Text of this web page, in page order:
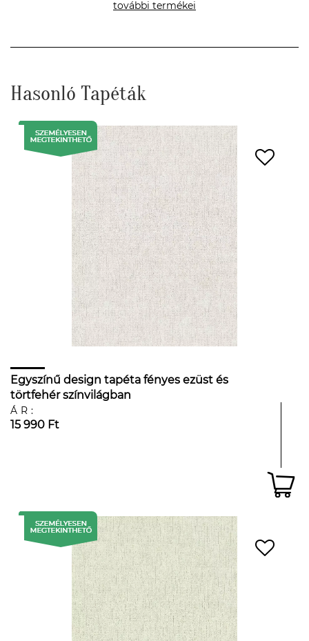
további termékei
Hasonló Tapéták
Egyszínű design tapéta fényes ezüst és
törtfehér színvilágban
ÁR:
15 990 Ft